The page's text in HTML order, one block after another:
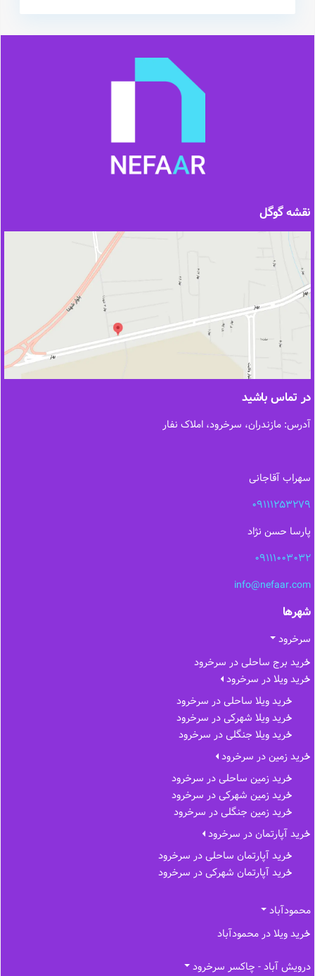
نقشه گوگل
در تماس باشید
آدرس: مازندران، سرخرود، املاک نفار
سهراب آقاجانی
09111253279
پارسا حسن نژاد
09111003032
info@nefaar.com
شهرها
سرخرود
خرید برج ساحلی در سرخرود
خرید ویلا در سرخرود
خرید ویلا ساحلی در سرخرود
خرید ویلا شهرکی در سرخرود
خرید ویلا جنگلی در سرخرود
خرید زمین در سرخرود
خرید زمین ساحلی در سرخرود
خرید زمین شهرکی در سرخرود
خرید زمین جنگلی در سرخرود
خرید آپارتمان در سرخرود
خرید آپارتمان ساحلی در سرخرود
خرید آپارتمان شهرکی در سرخرود
محمودآباد
خرید ویلا در محمودآباد
درویش آباد - چاکسر سرخرود